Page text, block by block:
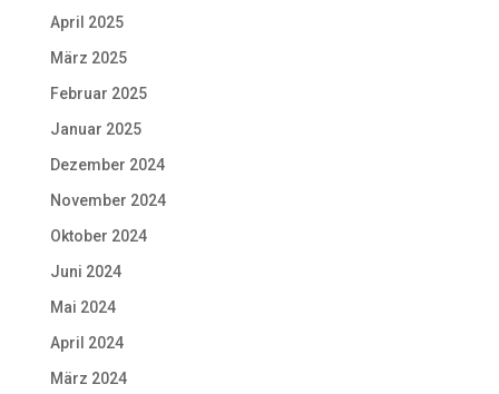
April 2025
März 2025
Februar 2025
Januar 2025
Dezember 2024
November 2024
Oktober 2024
Juni 2024
Mai 2024
April 2024
März 2024